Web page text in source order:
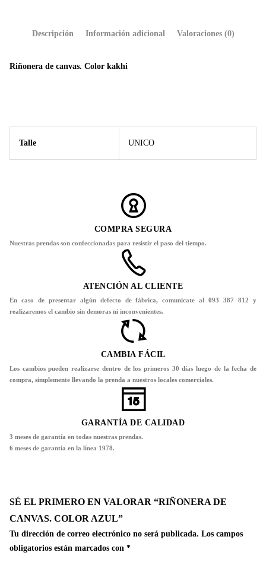
Descripción Información adicional Valoraciones (0)
Riñonera de canvas. Color kakhi
Talle UNICO
COMPRA SEGURA
Nuestras prendas son confeccionadas para resistir el paso del tiempo.
ATENCIÓN AL CLIENTE
En caso de presentar algún defecto de fábrica, comunicate al 093 387 812 y
realizaremos el cambio sin demoras ni inconvenientes.
CAMBIA FÁCIL
Los cambios pueden realizarse dentro de los primeros 30 días luego de la fecha de
compra, simplemente llevando la prenda a nuestros locales comerciales.
GARANTÍA DE CALIDAD
3 meses de garantía en todas nuestras prendas.
6 meses de garantía en la línea 1978.
SÉ EL PRIMERO EN VALORAR “RIÑONERA DE
CANVAS. COLOR AZUL”
Tu dirección de correo electrónico no será publicada. Los campos
obligatorios están marcados con *